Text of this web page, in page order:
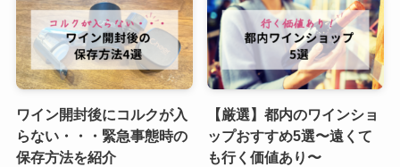
ワイン開封後にコルクが入
らない・・・緊急事態時の
保存方法を紹介
【厳選】都内のワインショ
ップおすすめ5選〜遠くて
も行く価値あり〜